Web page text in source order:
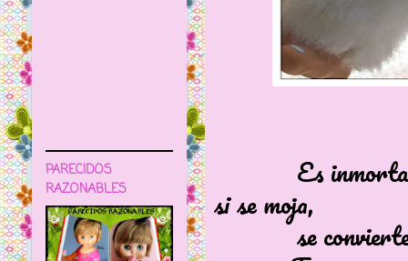
Es inmortal,
si se moja,
se convierte
PARECIDOS
RAZONABLES